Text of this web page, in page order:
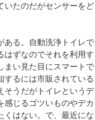
いたのだがセンサーをど
ある。自動洗浄トイレで
はずなのでそれを利用す
まい見た目にスマートで
するには市販されている
そうだがトイレというデ
感じるゴツいものやデカ
くはない。で、最近にな